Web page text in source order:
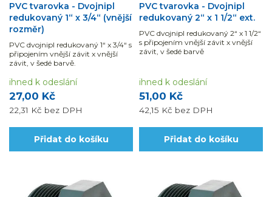
PVC tvarovka - Dvojnipl
redukovaný 1“ x 3/4“ (vnější
rozměr)
PVC dvojnipl redukovaný 1“ x 3/4“ s
připojením vnější závit x vnější
závit, v šedé barvě.
27,00 Kč
22,31 Kč bez DPH
ihned k odeslání
Přidat do košíku
PVC tvarovka - Dvojnipl
redukovaný 2“ x 1 1/2“ ext.
PVC dvojnipl redukovaný 2“ x 1 1/2“
s připojením vnější závit x vnější
závit, v šedé barvě
51,00 Kč
42,15 Kč bez DPH
ihned k odeslání
Přidat do košíku